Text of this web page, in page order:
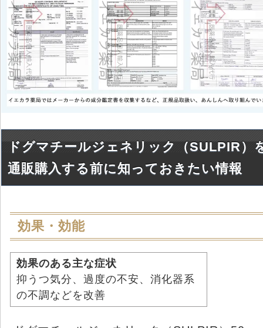
ドグマチールジェネリック（SULPIR）
通販購入する前に知っておきたい情報
効果・効能
効果のある主な症状
抑うつ気分、過度の不安、消化器系
の不調などを改善